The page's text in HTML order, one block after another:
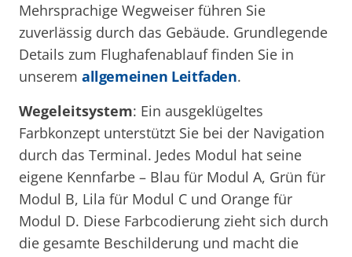
Mehrsprachige Wegweiser führen Sie
zuverlässig durch das Gebäude. Grundlegende
Details zum Flughafenablauf finden Sie in
unserem allgemeinen Leitfaden.
Wegeleitsystem: Ein ausgeklügeltes
Farbkonzept unterstützt Sie bei der Navigation
durch das Terminal. Jedes Modul hat seine
eigene Kennfarbe – Blau für Modul A, Grün für
Modul B, Lila für Modul C und Orange für
Modul D. Diese Farbcodierung zieht sich durch
die gesamte Beschilderung und macht die